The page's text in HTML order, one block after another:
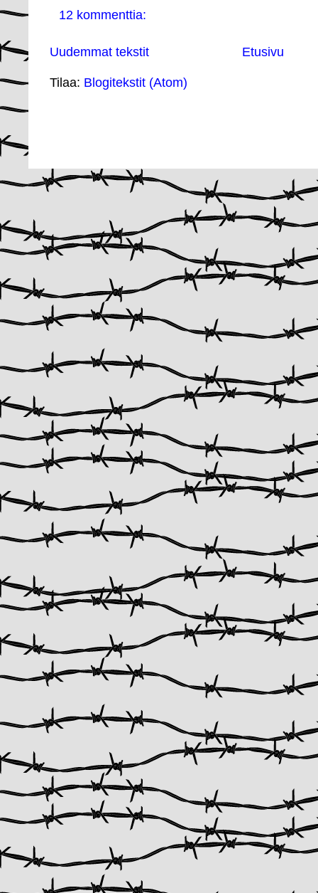
12 kommenttia:
Uudemmat tekstit Etusivu
Tilaa: Blogitekstit (Atom)